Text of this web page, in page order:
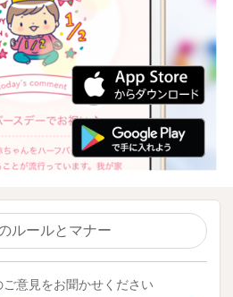
ルールとマナー
意見をお聞かせください